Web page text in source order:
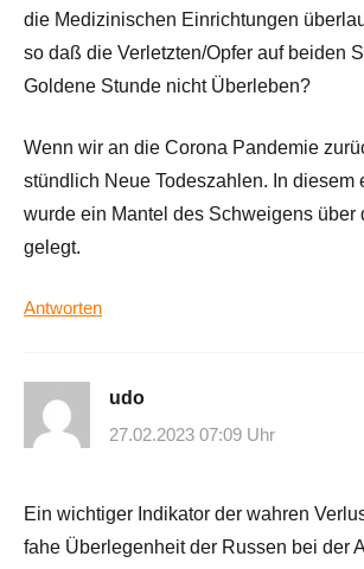
die Medizinischen Einrichtungen
so daß die Verletzten/Opfer auf beiden
Goldene Stunde nicht Überleben?
Wenn wir an die Corona Pandemie
stündlich Neue Todeszahlen. In diesem
wurde ein Mantel des Schweigens über
gelegt.
Antworten
udo
27.02.2023 07:09 Uhr
Ein wichtiger Indikator der wahren
fahe Überlegenheit der Russen bei der